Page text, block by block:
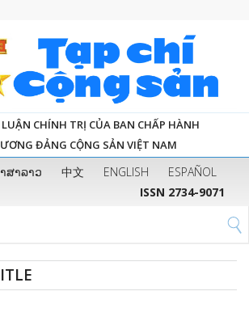
CHÍNH TRỊ CỦA BAN CHẤP HÀNH
ĐẢNG CỘNG SẢN VIỆT NAM
ສາລາວ 中文 ENGLISH
ESPAÑOL
ISSN 2734-9071